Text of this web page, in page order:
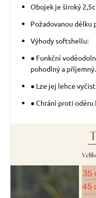
Obojek je široký
Požadovanou délku
Výhody softshellu:
● Funkční
pohodlný a příjemný.
● Lze jej lehce
● Chrání proti oděru